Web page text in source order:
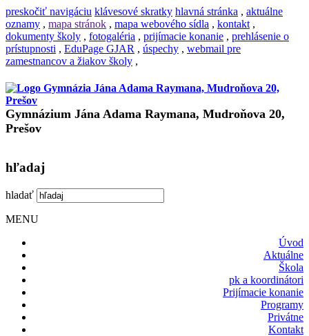
preskočiť navigáciu klávesové skratky hlavná stránka , aktuálne
oznamy , mapa stránok , mapa webového sídla , kontakt ,
dokumenty školy , fotogaléria , prijímacie konanie , prehlásenie o
prístupnosti , EduPage GJAR , úspechy , webmail pre
zamestnancov a žiakov školy ,
Gymnázium Jána Adama Raymana, Mudroňova 20,
Prešov
hľadaj
hladať
MENU
Úvod
Aktuálne
Škola
pk a koordinátori
Prijímacie konanie
Programy
Privátne
Kontakt